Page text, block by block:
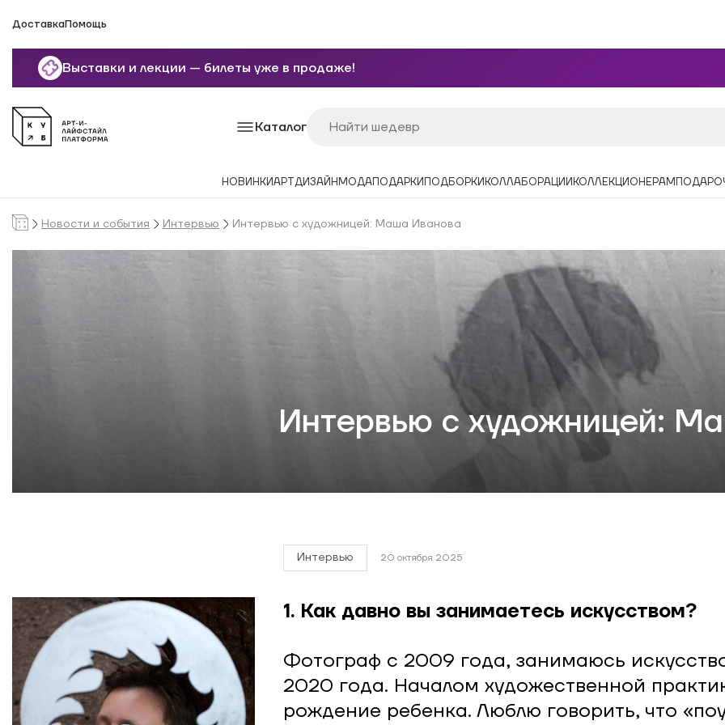
ДоставкаПомощь
Выставки и лекции — билеты уже в продаже!
Каталог
НОВИНКИАРТДИЗАЙН МОДАПОДАРКИ ПОДБОРКИ КОЛЛАБОРАЦИИ КОЛЛЕКЦИОНЕРАМ
Новости и события Интервью Интервью с художницей: Маша Иванова
Интервью с художницей:
Интервью 20 октября 2025
1. Как давно вы занимаетесь искусством?
Фотограф с 2009 года, занимаюсь
2020 года. Началом художественной
рождение ребенка. Люблю говорить, что